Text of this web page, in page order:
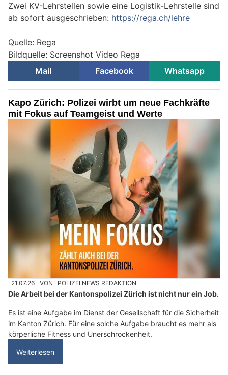
Zwei KV-Lehrstellen sowie eine Logistik-Lehrstelle sind
ab sofort ausgeschrieben: https://rega.ch/lehre
Quelle: Rega
Bildquelle: Screenshot Video Rega
Mail
Facebook Whatsapp
Kapo Zürich: Polizei wirbt um neue Fachkräfte
mit Fokus auf Teamgeist und Werte
21.07.26 VON POLIZEI.NEWS REDAKTION
Die Arbeit bei der Kantonspolizei Zürich ist nicht nur ein Job.
Es ist eine Aufgabe im Dienst der Gesellschaft für die Sicherheit
im Kanton Zürich. Für eine solche Aufgabe braucht es mehr als
körperliche Fitness und Unerschrockenheit.
Weiterlesen